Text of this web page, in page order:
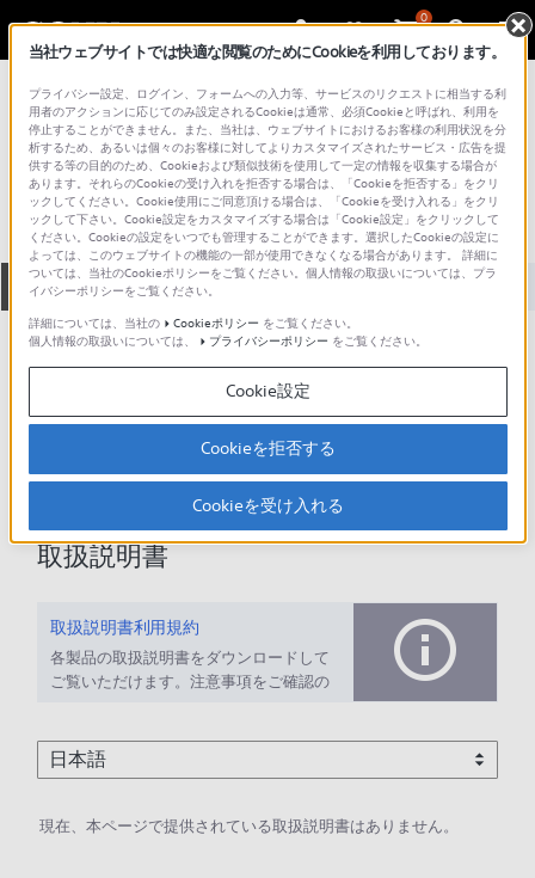
0
総合サポート・お問い合わせ プロフェッショナル／業務用
MMS-1060
全て ダウンロード 取扱説明書 Q&A
ダウンロード
現在、本ページで提供されているアップデート情報はありませ
取扱説明書
取扱説明書利用規約
各製品の取扱説明書をダウンロードして
ご覧いただけます。注意事項をご確認の
現在、本ページで提供されている取扱説明書はありません。
当社ウェブサイトでは快適な閲覧のためにCookieを利用しております。
プライバシー設定、ログイン、フォームへの入力等、サービスのリクエストに相当する利
用者のアクションに応じてのみ設定されるCookieは通常、必須Cookieと呼ばれ、利用を
停止することができません。また、当社は、ウェブサイトにおけるお客様の利用状況を分
析するため、あるいは個々のお客様に対してよりカスタマイズされたサービス・広告を提
供する等の目的のため、Cookieおよび類似技術を使用して一定の情報を収集する場合が
あります。それらのCookieの受け入れを拒否する場合は、「Cookieを拒否する」をクリ
ックしてください。Cookie使用にご同意頂ける場合は、「Cookieを受け入れる」をクリ
ックして下さい。Cookie設定をカスタマイズする場合は「Cookie設定」をクリックして
ください。Cookieの設定をいつでも管理することができます。選択したCookieの設定に
よっては、このウェブサイトの機能の一部が使用できなくなる場合があります。 詳細に
ついては、当社のCookieポリシーをご覧ください。個人情報の取扱いについては、プラ
イバシーポリシーをご覧ください。
詳細については、当社の
Cookieポリシー をご覧ください。
個人情報の取扱いについては、
プライバシーポリシー をご覧ください。
Cookie設定
Cookieを拒否する
Cookieを受け入れる